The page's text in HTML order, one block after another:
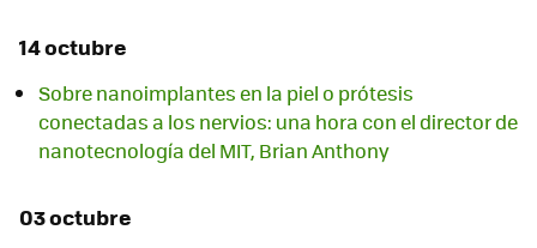
14 octubre
Sobre nanoimplantes en la piel o prótesis
conectadas a los nervios: una hora con el director de
nanotecnología del MIT, Brian Anthony
03 octubre